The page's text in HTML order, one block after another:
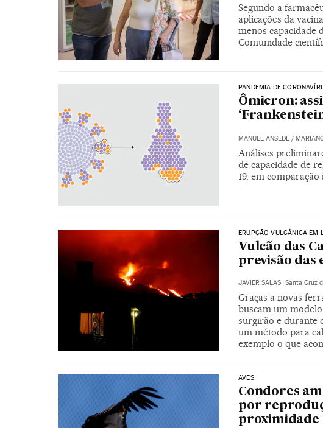
Segundo a
aplicações da
menos capacidade
Comunidade
PANDEMIA DE
Ômicron:
MANUEL ANSEDE/
Análises
de capacidade de
19, em
ERUPÇÃO VULCÂNICA EM
Vulcão das
previsão das
JAVIER SALAS | Santa Cruz
Graças a novas
buscam um
surgirão e durante
um método para
exemplo o que
AVES
Condores
por
proximidade